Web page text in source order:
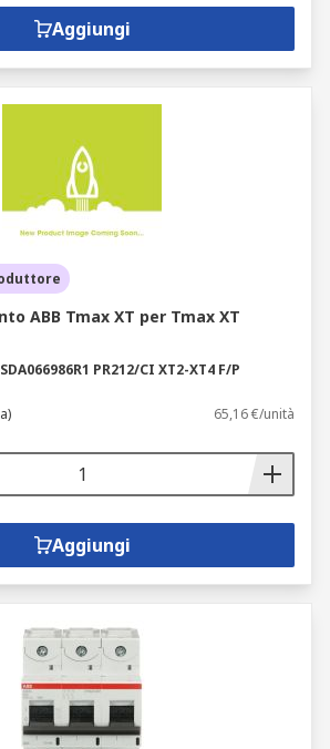
Aggiungi
ABB Tmax XT per Tmax XT
PR212/CI XT2-XT4 F/P
65,16 €/unità
Aggiungi